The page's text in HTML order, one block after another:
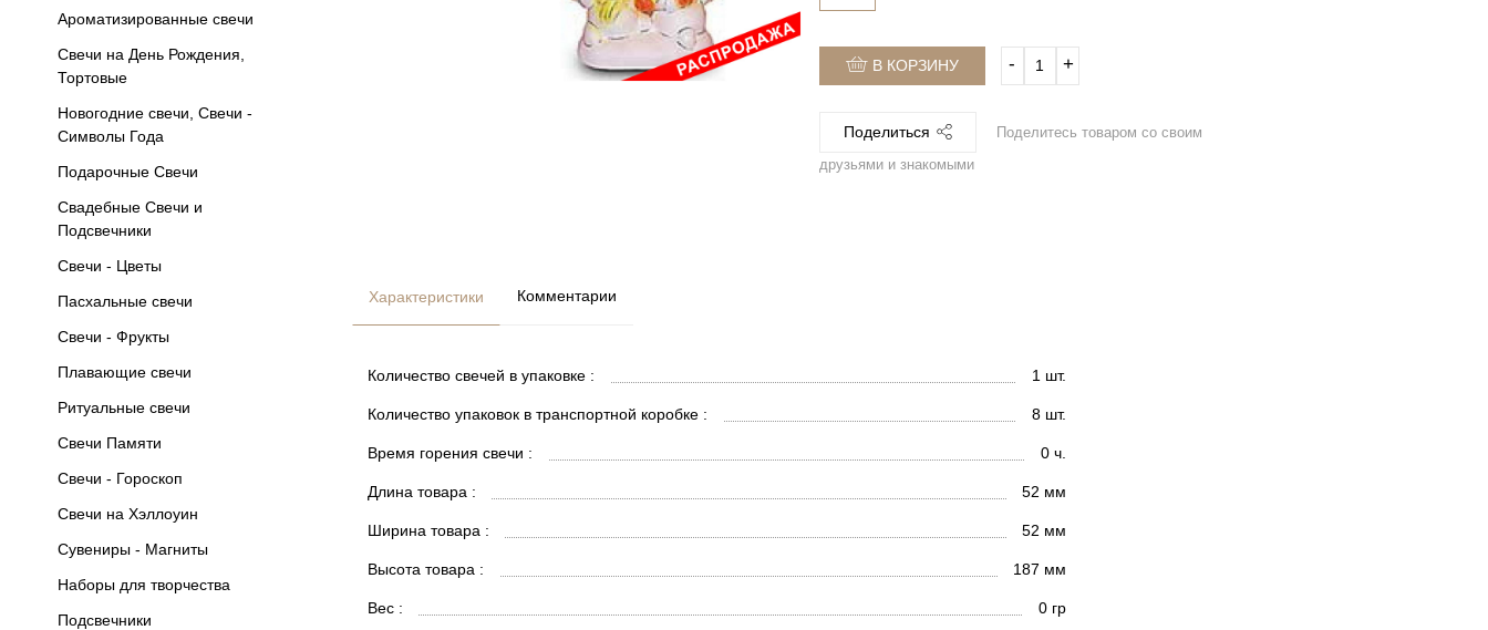
Ароматизированные свечи
Свечи на День Рождения,
Тортовые
Новогодние свечи, Свечи -
Символы Года
Подарочные Свечи
Свадебные Свечи и
Подсвечники
Свечи - Цветы
Пасхальные свечи
Свечи - Фрукты
Плавающие свечи
Ритуальные свечи
Свечи Памяти
Свечи - Гороскоп
Свечи на Хэллоуин
Сувениры - Магниты
Наборы для творчества
Подсвечники
В КОРЗИНУ ‐ +
Поделиться Поделитесь товаром со своим
друзьями и знакомыми
Характеристики
Количество свечей в упаковке : 1 шт.
Количество упаковок в транспортной коробке : 8 шт.
Время горения свечи : 0 ч.
Длина товара : 52 мм
Ширина товара : 52 мм
Высота товара : 187 мм
Вес : 0 гр
Комментарии